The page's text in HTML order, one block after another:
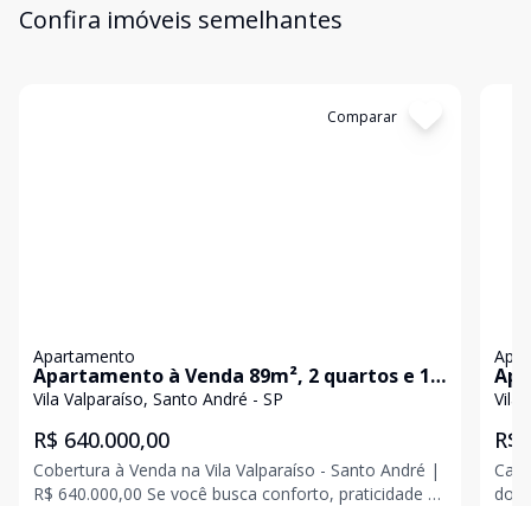
Confira imóveis semelhantes
Comparar
Apartamento
Apartamento à Venda 89m², 2 quartos e 1
vagas - Vila Valparaiso, Santo André, SP
Vila Valparaíso, Santo André - SP
R$ 640.000,00
Cobertura à Venda na Vila Valparaíso - Santo André |
R$ 640.000,00 Se você busca conforto, praticidade e
Vila
R$